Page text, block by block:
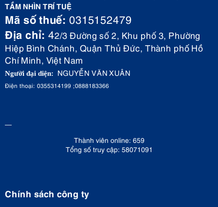
TẦM NHÌN TRÍ TUỆ
Mã số thuế: 0315152479
Địa chỉ: 42/3 Đường số 2, Khu phố 3, Phường
Hiệp Bình Chánh, Quận Thủ Đức, Thành phố Hồ
Chí Minh, Việt Nam
Người đại diện: NGUYỄN VĂN XUÂN
Điện thoại: 0355314199 ;0888183366
Thành viên online: 659
Tổng số truy cập: 58071091
Chính sách công ty